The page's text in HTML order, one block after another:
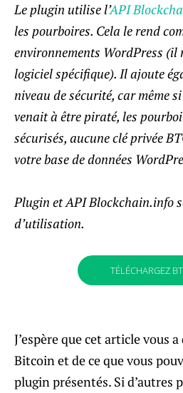
Le plugin utilise l’API
les pourboires. Cela le rend
environnements WordPress (il
logiciel spécifique). Il ajoute
niveau de sécurité, car même
venait à être piraté, les
sécurisés, aucune clé privée
votre base de données
Plugin et API Blockchain.info
d’utilisation.
TÉLÉCHARGEZ
J’espère que cet article vous
Bitcoin et de ce que vous
plugin présentés. Si d’autres